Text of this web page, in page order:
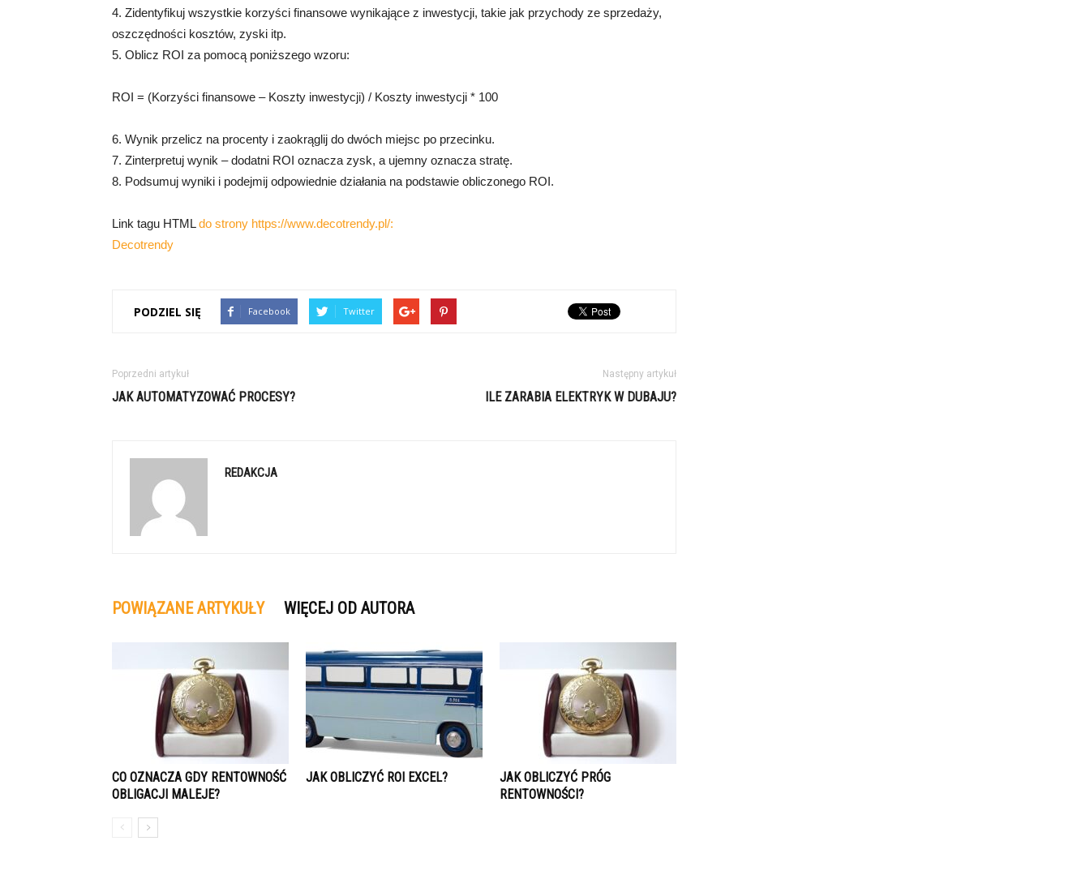
4. Zidentyfikuj wszystkie korzyści finansowe wynikające z inwestycji, takie jak przychody ze sprzedaży,
oszczędności kosztów, zyski itp.
5. Oblicz ROI za pomocą poniższego wzoru:
ROI = (Korzyści finansowe – Koszty inwestycji) / Koszty inwestycji * 100
6. Wynik przelicz na procenty i zaokrąglij do dwóch miejsc po przecinku.
7. Zinterpretuj wynik – dodatni ROI oznacza zysk, a ujemny oznacza stratę.
8. Podsumuj wyniki i podejmij odpowiednie działania na podstawie obliczonego ROI.
Link tagu HTMLdo strony https://www.decotrendy.pl/:
Decotrendy
PODZIEL SIĘ Facebook Twitter
Poprzedni artykuł
JAK AUTOMATYZOWAĆ PROCESY?
Następny artykuł
ILE ZARABIA ELEKTRYK W DUBAJU?
REDAKCJA
POWIĄZANE ARTYKUŁY WIĘCEJ OD AUTORA
CO OZNACZA GDY RENTOWNOŚĆ
OBLIGACJI MALEJE?
JAK OBLICZYĆ ROI EXCEL?
JAK OBLICZYĆ PRÓG
RENTOWNOŚCI?